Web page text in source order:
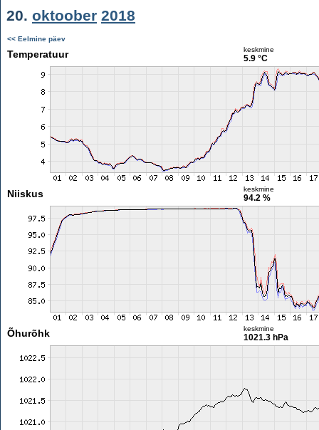
20. oktoober 2018
<< Eelmine päev
Temperatuur keskmine
5.9 °C
Niiskus keskmine
94.2 %
Õhurõhk keskmine
1021.3 hPa